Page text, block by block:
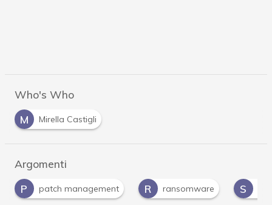
Who's Who
M
Mirella Castigli
Argomenti
R
ransomware S SOC V vulnerabilità